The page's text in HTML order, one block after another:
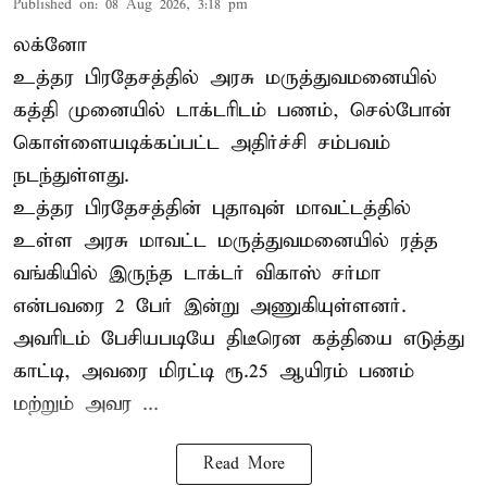
Published on: 08 Aug 2026, 3:18 pm
லக்னோ
உத்தர பிரதேசத்தில் அரசு மருத்துவமனையில்
கத்தி முனையில் டாக்டரிடம் பணம், செல்போன்
கொள்ளையடிக்கப்பட்ட அதிர்ச்சி சம்பவம்
நடந்துள்ளது.
உத்தர பிரதேசத்தின் புதாவுன் மாவட்டத்தில்
உள்ள அரசு மாவட்ட மருத்துவமனையில் ரத்த
வங்கியில் இருந்த டாக்டர் விகாஸ் சர்மா
என்பவரை 2 பேர் இன்று அணுகியுள்ளனர்.
அவரிடம் பேசியபடியே திடீரென கத்தியை எடுத்து
காட்டி, அவரை மிரட்டி ரூ.25 ஆயிரம் பணம்
மற்றும் அவர ...
Read More